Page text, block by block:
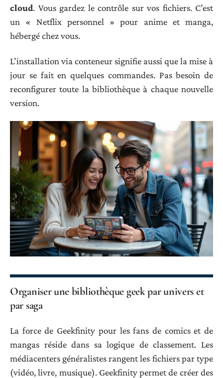
cloud. Vous gardez le contrôle sur vos fichiers. C’est
un « Netflix personnel » pour anime et manga,
hébergé chez vous.
L’installation via conteneur signifie aussi que la mise à
jour se fait en quelques commandes. Pas besoin de
reconfigurer toute la bibliothèque à chaque nouvelle
version.
Organiser une bibliothèque geek par univers et
par saga
La force de Geekfinity pour les fans de comics et de
mangas réside dans sa logique de classement. Les
médiacenters généralistes rangent les fichiers par type
(vidéo, livre, musique). Geekfinity permet de créer des